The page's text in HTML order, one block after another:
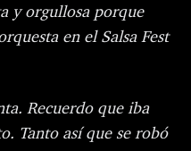
y orgullosa porque
en el Salsa Fest
Recuerdo que iba
Tanto así que se robó